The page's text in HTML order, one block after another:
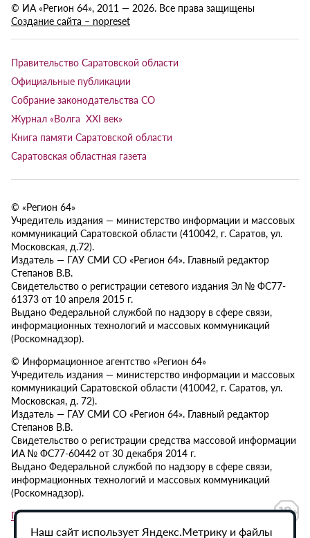
© ИА «Регион 64», 2011 — 2026. Все права защищены
Создание сайта – nopreset
Правительство Саратовской области
Официальные публикации
Собрание законодательства СО
Журнал «Волга XXI век»
Книга памяти Саратовской области
Саратовская областная газета
© «Регион 64»
Учредитель издания — министерство информации и массовых
коммуникаций Саратовской области (410042, г. Саратов, ул.
Московская, д.72).
Издатель — ГАУ СМИ СО «Регион 64». Главный редактор
Степанов В.В.
Свидетельство о регистрации сетевого издания Эл № ФС77-
61373 от 10 апреля 2015 г.
Выдано Федеральной службой по надзору в сфере связи,
информационных технологий и массовых коммуникаций
(Роскомнадзор).
© Информационное агентство «Регион 64»
Учредитель издания — министерство информации и массовых
коммуникаций Саратовской области (410042, г. Саратов, ул.
Московская, д. 72).
Издатель — ГАУ СМИ СО «Регион 64». Главный редактор
Степанов В.В.
Свидетельство о регистрации средства массовой информации
ИА № ФС77-60442 от 30 декабря 2014 г.
Выдано Федеральной службой по надзору в сфере связи,
информационных технологий и массовых коммуникаций
(Роскомнадзор).
Политика в отношении обработки персональных данных
Наш сайт использует Яндекс.Метрику и файлы